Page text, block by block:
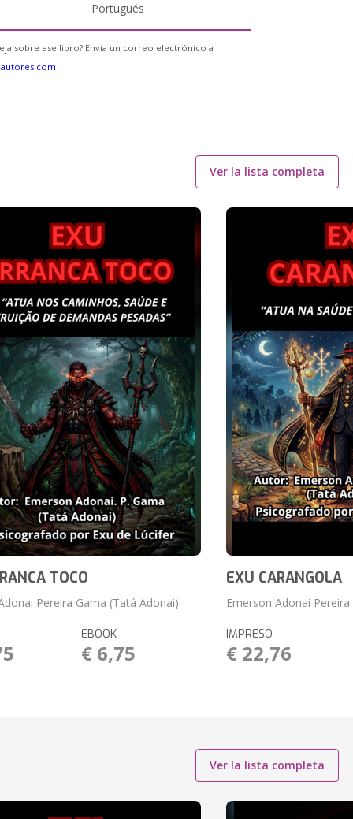
Portugués
sobre ese libro? Envía un correo electrónico a
Ver la lista completa
TOCO
Pereira Gama (Tatá Adonai)
EBOOK
€ 6,75
EXU CARANGOLA
Emerson Adonai
IMPRESO
€ 22,76
Ver la lista completa